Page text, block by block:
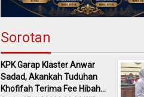
Sorotan
KPK Garap Klaster Anwar
Sadad, Akankah Tuduhan
Khofifah Terima Fee Hibah